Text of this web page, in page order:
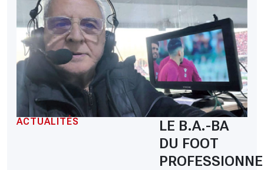
ACTUALITÉS
LE B.A.-BA
DU FOOT